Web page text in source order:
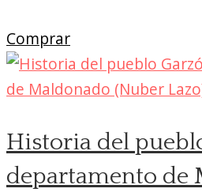
Comprar
Historia del
departamento de